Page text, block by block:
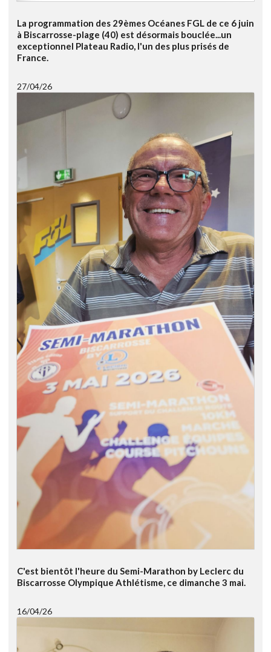
La programmation des 29èmes Océanes FGL de ce 6 juin
à Biscarrosse-plage (40) est désormais bouclée...un
exceptionnel Plateau Radio, l'un des plus prisés de
France.
27/04/26
C'est bientôt l'heure du Semi-Marathon by Leclerc du
Biscarrosse Olympique Athlétisme, ce dimanche 3 mai.
16/04/26